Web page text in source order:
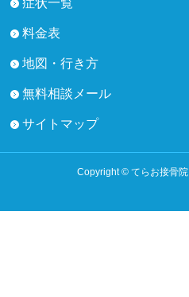
料金表
地図・行き方
無料相談メール
サイトマップ
Copyright © てらお接骨